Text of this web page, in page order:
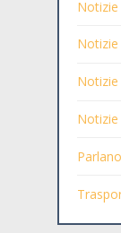
Notizie
Notizie